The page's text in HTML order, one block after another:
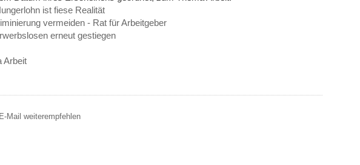
ist fiese Realität
vermeiden - Rat für Arbeitgeber
erneut gestiegen
Arbeit
Mail weiterempfehlen